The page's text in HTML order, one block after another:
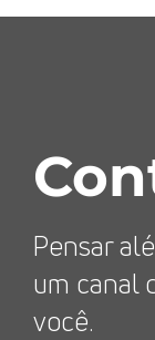
Pensar
um canal
você.